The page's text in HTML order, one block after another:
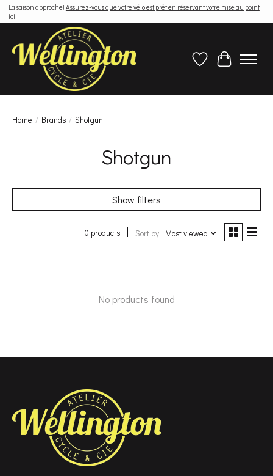
La saison approche! Assurez-vous que votre vélo est prêt en réservant votre mise au point
ici
Wish ListCart
Home / Brands / Shotgun
Shotgun
Show filters
0 products Sort by Most viewed
No products found